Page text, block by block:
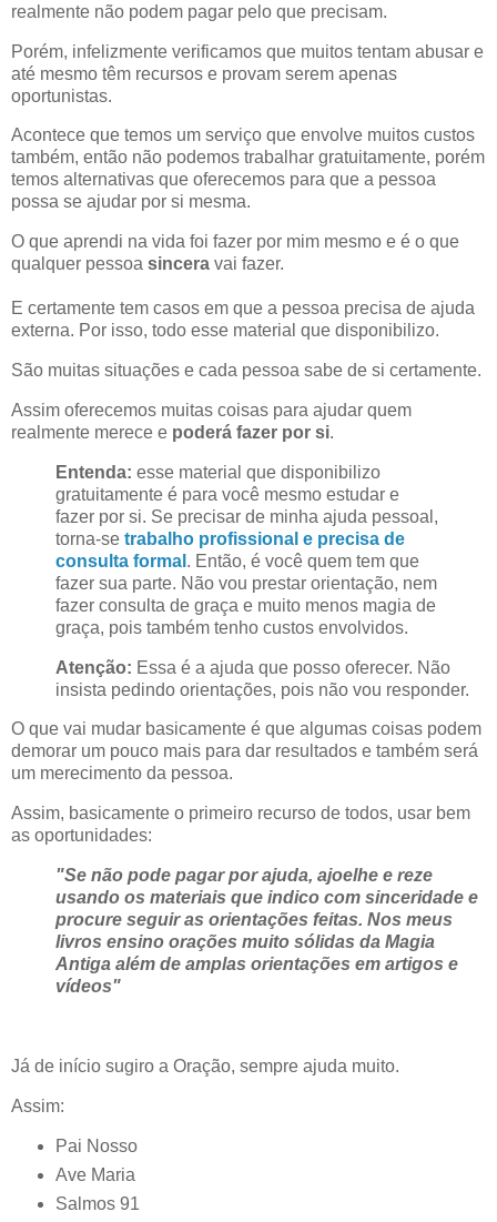
realmente não podem pagar pelo que precisam.
Porém, infelizmente verificamos que muitos tentam abusar e
até mesmo têm recursos e provam serem apenas
oportunistas.
Acontece que temos um serviço que envolve muitos custos
também, então não podemos trabalhar gratuitamente, porém
temos alternativas que oferecemos para que a pessoa
possa se ajudar por si mesma.
O que aprendi na vida foi fazer por mim mesmo e é o que
qualquer pessoa sincera vai fazer.
E certamente tem casos em que a pessoa precisa de ajuda
externa. Por isso, todo esse material que disponibilizo.
São muitas situações e cada pessoa sabe de si certamente.
Assim oferecemos muitas coisas para ajudar quem
realmente merece e poderá fazer por si.
Entenda: esse material que disponibilizo
gratuitamente é para você mesmo estudar e
fazer por si. Se precisar de minha ajuda pessoal,
torna-se trabalho profissional e precisa de
consulta formal . Então, é você quem tem que
fazer sua parte. Não vou prestar orientação, nem
fazer consulta de graça e muito menos magia de
graça, pois também tenho custos envolvidos.
Atenção: Essa é a ajuda que posso oferecer. Não
insista pedindo orientações, pois não vou responder.
O que vai mudar basicamente é que algumas coisas podem
demorar um pouco mais para dar resultados e também será
um merecimento da pessoa.
Assim, basicamente o primeiro recurso de todos, usar bem
as oportunidades:
"Se não pode pagar por ajuda, ajoelhe e reze
usando os materiais que indico com sinceridade e
procure seguir as orientações feitas. Nos meus
livros ensino orações muito sólidas da Magia
Antiga além de amplas orientações em artigos e
vídeos"
Já de início sugiro a Oração, sempre ajuda muito.
Assim:
Pai Nosso
Ave Maria
Salmos 91